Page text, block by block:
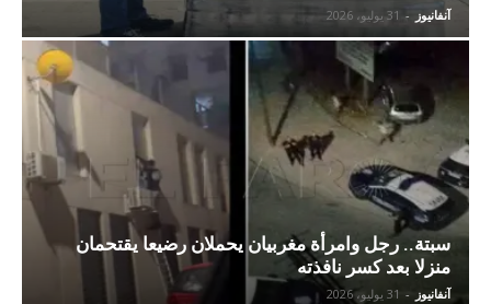
آنفانيوز - 31 يوليو، 2026
سبتة.. رجل وامرأة مغربيان يحملان رضيعا يقتحمان
منزلا بعد كسر نافذته
آنفانيوز - 31 يوليو، 2026